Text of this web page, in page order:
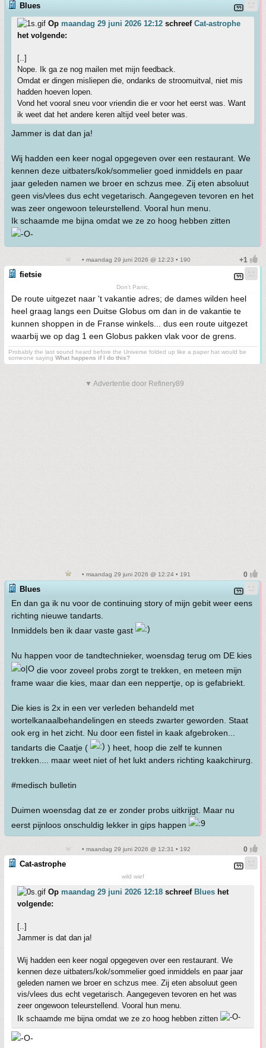
Blues
Op maandag 29 juni 2026 12:12 schreef Cat-astrophe
het volgende:
[..]
Nope. Ik ga ze nog mailen met mijn feedback.
Omdat er dingen misliepen die, ondanks de stroomuitval, niet mis
hadden hoeven lopen.
Vond het vooral sneu voor vriendin die er voor het eerst was. Want
ik weet dat het andere keren altijd veel beter was.
Jammer is dat dan ja!
Wij hadden een keer nogal opgegeven over een restaurant. We
kennen deze uitbaters/kok/sommelier goed inmiddels en paar
jaar geleden namen we broer en schzus mee. Zij eten absoluut
geen vis/vlees dus echt vegetarisch. Aangegeven tevoren en het
was zeer ongewoon teleurstellend. Vooral hun menu.
Ik schaamde me bijna omdat we ze zo hoog hebben zitten
• maandag 29 juni 2026 @ 12:23 • 190
fietsie
Don't Panic.
De route uitgezet naar 't vakantie adres; de dames wilden heel
heel graag langs een Duitse Globus om dan in de vakantie te
kunnen shoppen in de Franse winkels... dus een route uitgezet
waarbij we op dag 1 een Globus pakken vlak voor de grens.
Probably the last sound heard before the Universe folded up like a paper hat would be
someone saying What happens if I do this?
▼ Advertentie door Refinery89
• maandag 29 juni 2026 @ 12:24 • 191
Blues
En dan ga ik nu voor de continuing story of mijn gebit weer eens
richting nieuwe tandarts.
Inmiddels ben ik daar vaste gast
Nu happen voor de tandtechnieker, woensdag terug om DE kies
die voor zoveel probs zorgt te trekken, en meteen mijn
frame waar die kies, maar dan een neppertje, op is gefabriekt.
Die kies is 2x in een ver verleden behandeld met
wortelkanaalbehandelingen en steeds zwarter geworden. Staat
ook erg in het zicht. Nu door een fistel in kaak afgebroken...
tandarts die Caatje (
) heet, hoop die zelf te kunnen
trekken.... maar weet niet of het lukt anders richting kaakchirurg.
#medisch bulletin
Duimen woensdag dat ze er zonder probs uitkrijgt. Maar nu
eerst pijnloos onschuldig lekker in gips happen
• maandag 29 juni 2026 @ 12:31 • 192
Cat-astrophe
wild wief
Op maandag 29 juni 2026 12:18 schreef Blues het
volgende:
[..]
Jammer is dat dan ja!
Wij hadden een keer nogal opgegeven over een restaurant. We
kennen deze uitbaters/kok/sommelier goed inmiddels en paar jaar
geleden namen we broer en schzus mee. Zij eten absoluut geen
vis/vlees dus echt vegetarisch. Aangegeven tevoren en het was
zeer ongewoon teleurstellend. Vooral hun menu.
Ik schaamde me bijna omdat we ze zo hoog hebben zitten